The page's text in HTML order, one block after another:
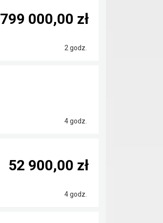
2 godz.
799 000,00 zł
4 godz.
4 godz.
52 900,00 zł